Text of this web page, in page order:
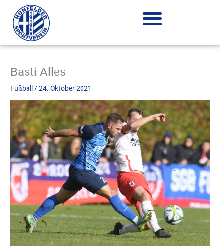
Inhalt
springen
Basti Alles
Fußball /24. Oktober 2021